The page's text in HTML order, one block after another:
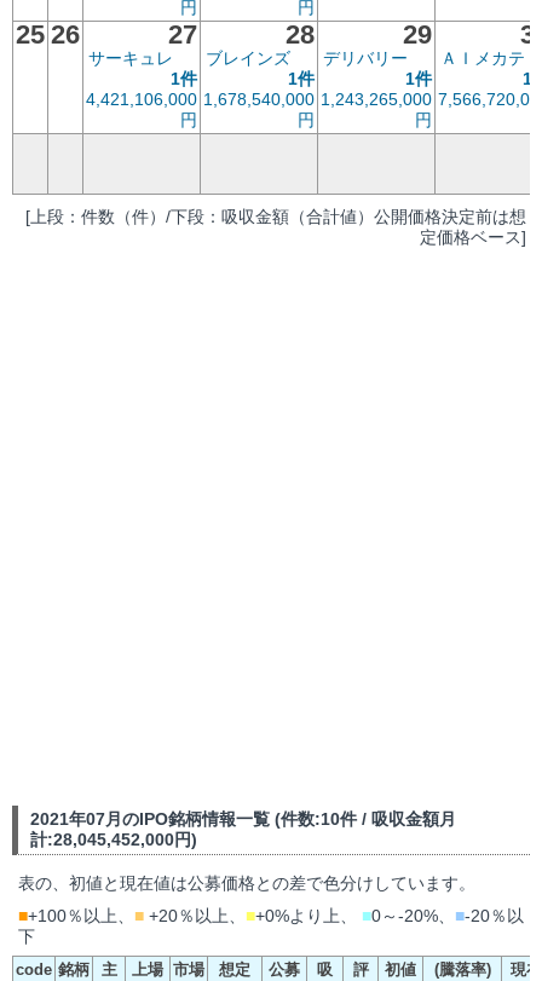
円
円
25 26 27
サーキュレ
1件
4,421,106,000
円
28
ブレインズ
1件
1,678,540,000
円
29
デリバリー
1件
1,243,265,000
円
ＡＩメカテ
1
[上段：件数（件）/下段：吸収金額（合計値）公開価格決定前は想
定価格ベース]
2021年07月のIPO銘柄情報一覧 (件数:10件 / 吸収金額月
計:28,045,452,000円)
表の、初値と現在値は公募価格との差で色分けしています。
■+100％以上、 ■ +20％以上、 ■+0%より上、 ■0～-20%、 ■-20％以
下
code 銘柄 主 上場 市場 想定 公募 吸 評 初値 (騰落率) 現